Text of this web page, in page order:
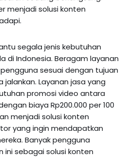
menjadi solusi konten
segala jenis kebutuhan
di Indonesia. Beragam layanan
sesuai dengan tujuan
Layanan jasa yang
promosi video antara
biaya Rp200.000 per 100
menjadi solusi konten
yang ingin mendapatkan
Banyak pengguna
sebagai solusi konten